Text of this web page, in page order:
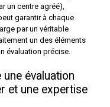
un centre agréé),
garantir à chaque
par un véritable
un des éléments
évaluation précise.
évaluation
et une expertise